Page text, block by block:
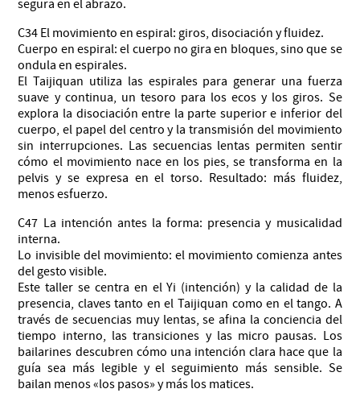
segura en el abrazo.
C34 El movimiento en espiral: giros, disociación y fluidez.
Cuerpo en espiral: el cuerpo no gira en bloques, sino que se
ondula en espirales.
El Taijiquan utiliza las espirales para generar una fuerza
suave y continua, un tesoro para los ecos y los giros. Se
explora la disociación entre la parte superior e inferior del
cuerpo, el papel del centro y la transmisión del movimiento
sin interrupciones. Las secuencias lentas permiten sentir
cómo el movimiento nace en los pies, se transforma en la
pelvis y se expresa en el torso. Resultado: más fluidez,
menos esfuerzo.
C47 La intención antes la forma: presencia y musicalidad
interna.
Lo invisible del movimiento: el movimiento comienza antes
del gesto visible.
Este taller se centra en el Yi (intención) y la calidad de la
presencia, claves tanto en el Taijiquan como en el tango. A
través de secuencias muy lentas, se afina la conciencia del
tiempo interno, las transiciones y las micro pausas. Los
bailarines descubren cómo una intención clara hace que la
guía sea más legible y el seguimiento más sensible. Se
bailan menos «los pasos» y más los matices.